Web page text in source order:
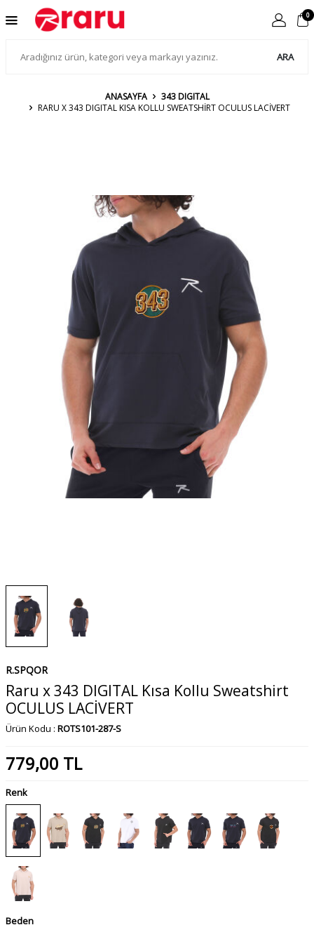
ARA
0
ANASAYFA
343 DIGITAL
RARU X 343 DIGITAL KISA KOLLU SWEATSHIRT OCULUS LACİVERT
R.SPQOR
Raru x 343 DIGITAL Kısa Kollu Sweatshirt
OCULUS LACİVERT
Ürün Kodu : ROTS101-287-S
779,00 TL
Renk
Beden